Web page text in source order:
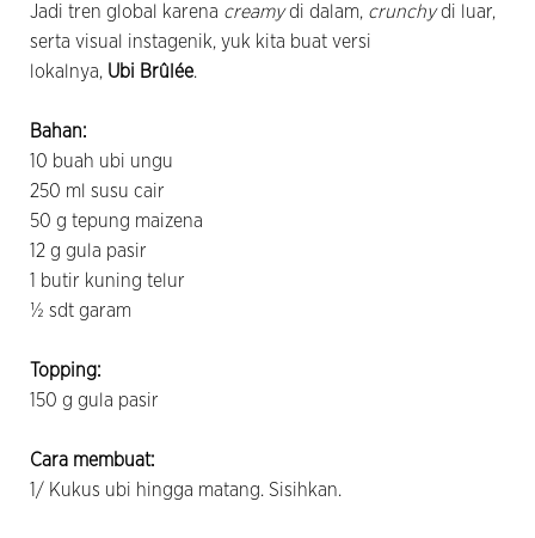
Jadi tren global karena creamydi dalam, crunchydi luar,
serta visual instagenik, yuk kita buat versi
lokalnya, Ubi Brûlée.
Bahan:
10 buah ubi ungu
250 ml susu cair
50 g tepung maizena
12 g gula pasir
1 butir kuning telur
½ sdt garam
Topping:
150 g gula pasir
Cara membuat:
1/ Kukus ubi hingga matang. Sisihkan.